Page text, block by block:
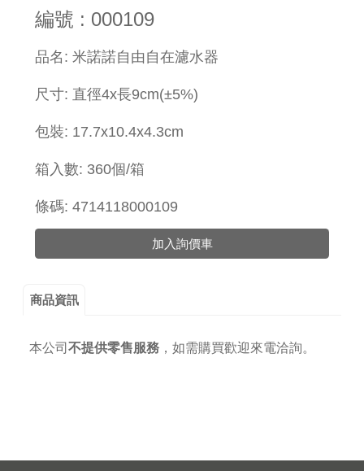
編號 : 000109
品名: 米諾諾自由自在濾水器
尺寸: 直徑4x長9cm(±5%)
包裝: 17.7x10.4x4.3cm
箱入數: 360個/箱
條碼: 4714118000109
加入詢價車
商品資訊
本公司 不提供零售服務， 如需購買歡迎來電洽詢。